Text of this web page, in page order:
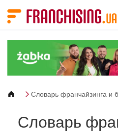
Словарь франчайзинга и
Словарь